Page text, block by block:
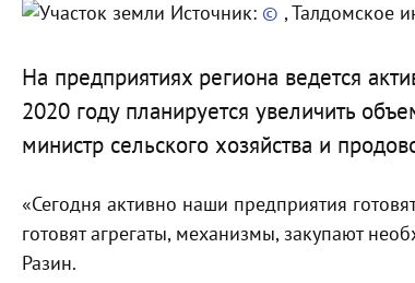
Источник: © , Талдомское
На предприятиях региона ведется
2020 году планируется увеличить
министр сельского хозяйства и
«Сегодня активно наши предприятия
готовят агрегаты, механизмы, закупают
Разин.